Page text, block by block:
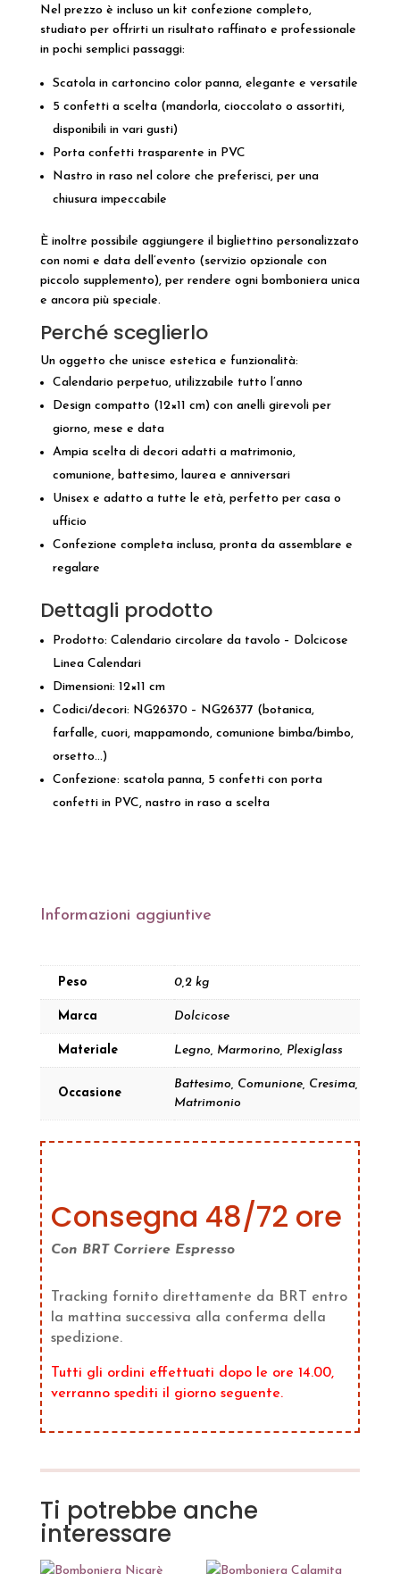
Nel prezzo è incluso un kit confezione completo,
studiato per offrirti un risultato raffinato e professionale
in pochi semplici passaggi:
Scatola in cartoncino color panna, elegante e versatile
5 confetti a scelta (mandorla, cioccolato o assortiti,
disponibili in vari gusti)
Porta confetti trasparente in PVC
Nastro in raso nel colore che preferisci, per una
chiusura impeccabile
È inoltre possibile aggiungere il bigliettino personalizzato
con nomi e data dell’evento (servizio opzionale con
piccolo supplemento), per rendere ogni bomboniera unica
e ancora più speciale.
Perché sceglierlo
Un oggetto che unisce estetica e funzionalità:
Calendario perpetuo, utilizzabile tutto l’anno
Design compatto (12×11 cm) con anelli girevoli per
giorno, mese e data
Ampia scelta di decori adatti a matrimonio,
comunione, battesimo, laurea e anniversari
Unisex e adatto a tutte le età, perfetto per casa o
ufficio
Confezione completa inclusa, pronta da assemblare e
regalare
Dettagli prodotto
Prodotto: Calendario circolare da tavolo – Dolcicose
Linea Calendari
Dimensioni: 12×11 cm
Codici/decori: NG26370 – NG26377 (botanica,
farfalle, cuori, mappamondo, comunione bimba/bimbo,
orsetto…)
Confezione: scatola panna, 5 confetti con porta
confetti in PVC, nastro in raso a scelta
Informazioni aggiuntive
Peso 0,2 kg
Marca Dolcicose
Materiale Legno, Marmorino, Plexiglass
Occasione
Battesimo, Comunione, Cresima,
Matrimonio
Consegna 48/72 ore
Con BRT Corriere Espresso
Tracking fornito direttamente da BRT entro
la mattina successiva alla conferma della
spedizione.
Tutti gli ordini effettuati dopo le ore 14.00,
verranno spediti il giorno seguente.
Ti potrebbe anche
interessare